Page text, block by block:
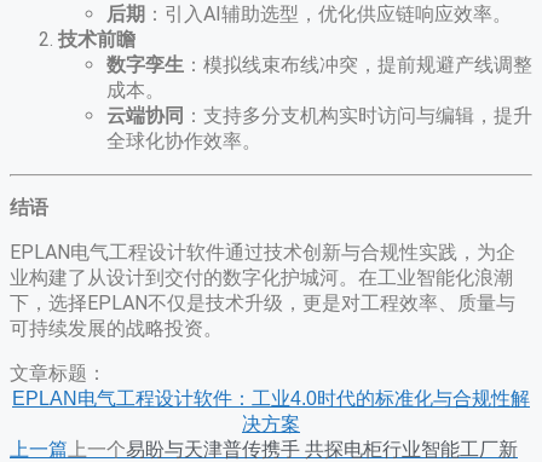
后期 ​：引入AI辅助选型，优化供应链响应效率。
技术前瞻
数字孪生 ​：模拟线束布线冲突，提前规避产线调整
成本。
云端协同 ​：支持多分支机构实时访问与编辑，提升
全球化协作效率。
结语
EPLAN电气工程设计软件通过技术创新与合规性实践，为企
业构建了从设计到交付的数字化护城河。在工业智能化浪潮
下，选择EPLAN不仅是技术升级，更是对工程效率、质量与
可持续发展的战略投资。
文章标题：
EPLAN电气工程设计软件：工业4.0时代的标准化与合规性解
决方案
上一篇 上一个易盼与天津普传携手 共探电柜行业智能工厂新